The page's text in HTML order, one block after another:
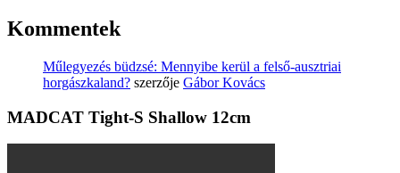
Kommentek
Műlegyezés büdzsé: Mennyibe kerül a felső-ausztriai
horgászkaland? szerzője Gábor Kovács
MADCAT Tight-S Shallow 12cm